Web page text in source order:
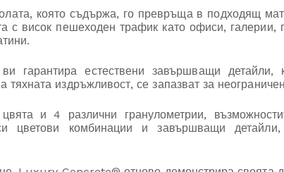
която съдържа, го превръща в подходящ
с висок пешеходен трафик като офиси,
гарантира естествени завършващи
тяхната издръжливост, се запазват за
и 4 различни гранулометрии,
цветови комбинации и завършващи